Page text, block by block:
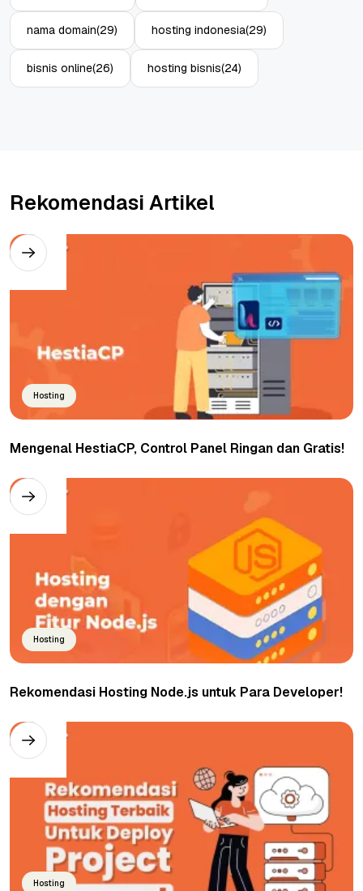
nama domain(29) hosting indonesia(29)
bisnis online(26) hosting bisnis(24)
Rekomendasi Artikel
Hosting
Mengenal HestiaCP, Control Panel Ringan dan Gratis!
Hosting
Rekomendasi Hosting Node.js untuk Para Developer!
Hosting